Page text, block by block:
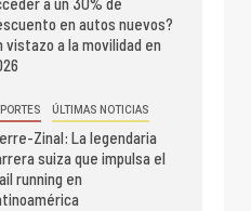
en autos nuevos?
vistazo a la movilidad en
ÚLTIMAS NOTICIAS
Zinal: La legendaria
suiza que impulsa el
running en